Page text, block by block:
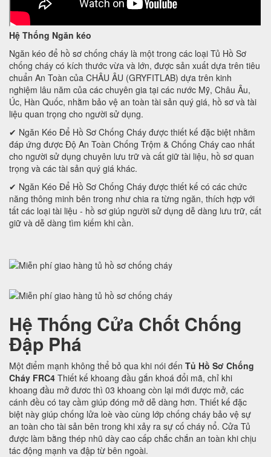
Hệ Thống Ngăn kéo
Ngăn kéo để hồ sơ chống cháy là một trong các loại Tủ Hồ Sơ
chống cháy có kích thước vừa và lớn, được sản xuất dựa trên tiêu
chuẩn An Toàn của CHÂU ÂU (GRYFITLAB) dựa trên kinh
nghiệm lâu năm của các chuyên gia tại các nước Mỹ, Châu Âu,
Úc, Hàn Quốc, nhằm bảo vệ an toàn tài sản quý giá, hồ sơ và tài
liệu quan trọng cho người sử dụng.
✔ Ngăn Kéo Để Hồ Sơ Chống Cháy được thiết kế đặc biệt nhằm
đáp ứng được Độ An Toàn Chống Trộm & Chống Cháy cao nhất
cho người sử dụng chuyên lưu trữ và cất giữ tài liệu, hồ sơ quan
trọng và các tài sản quý giá khác.
✔ Ngăn Kéo Để Hồ Sơ Chống Cháy được thiết kế có các chức
năng thông minh bên trong như chia ra từng ngăn, thích hợp với
tất các loại tài liệu - hồ sơ giúp người sử dụng dễ dàng lưu trữ, cất
giữ và dễ dàng tìm kiếm khi cần.
Hệ Thống Cửa Chốt Chống
Đập Phá
Một điểm mạnh không thể bỏ qua khi nói đến Tủ Hồ Sơ Chống
Cháy FRC4 Thiết kế khoang đầu gắn khoá đổi mã, chỉ khi
khoang đầu mở đươc thì 03 khoang còn lại mới được mở, các
cánh đều có tay cầm giúp đóng mở dễ dàng hơn. Thiết kế đặc
biệt này giúp chống lửa loè vào cùng lớp chống cháy bảo vệ sự
an toàn cho tài sản bên trong khi xảy ra sự cố cháy nổ. Cửa Tủ
được làm bằng thép nhũ dày cao cấp chắc chắn an toàn khi chịu
tác động mạnh va đập từ bên ngoài.